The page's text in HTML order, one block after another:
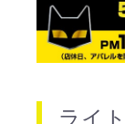
ライ